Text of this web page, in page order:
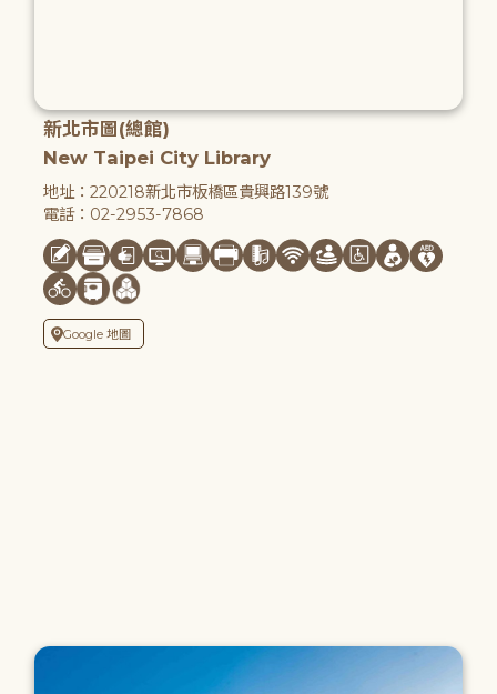
新北市圖(總館)
New Taipei City Library
地址：220218新北市板橋區貴興路139號
電話：02-2953-7868
Google 地圖